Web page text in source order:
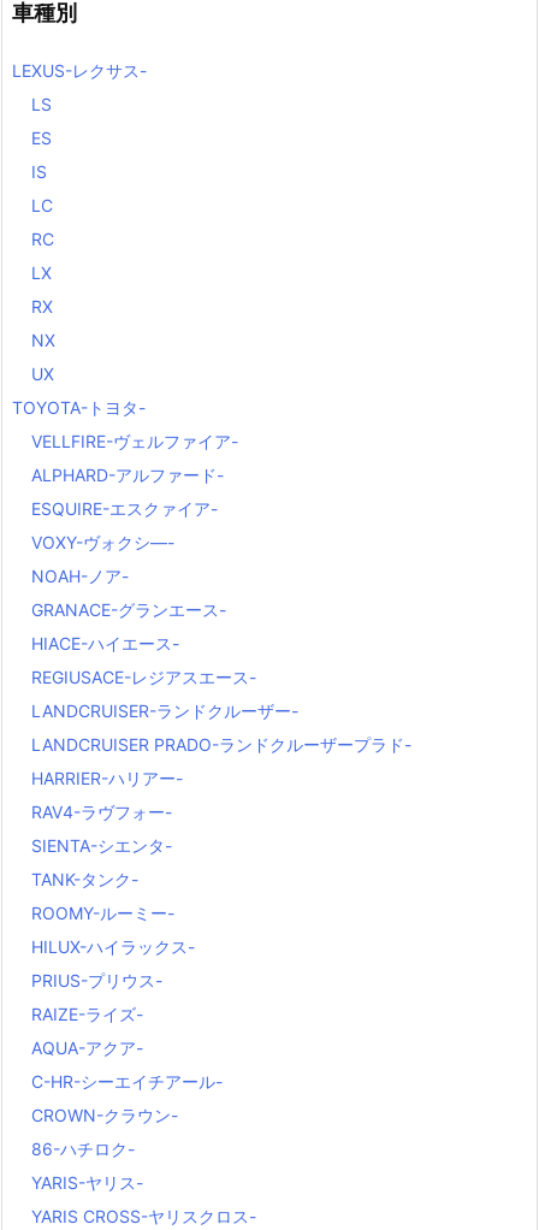
車種別
LEXUS-レクサス-
LS
ES
IS
LC
RC
LX
RX
NX
UX
TOYOTA-トヨタ-
VELLFIRE-ヴェルファイア-
ALPHARD-アルファード-
ESQUIRE-エスクァイア-
VOXY-ヴォクシ―-
NOAH-ノア-
GRANACE-グランエース-
HIACE-ハイエース-
REGIUSACE-レジアスエース-
LANDCRUISER-ランドクルーザー-
LANDCRUISER PRADO-ランドクルーザープラド-
HARRIER-ハリアー-
RAV4-ラヴフォー-
SIENTA-シエンタ-
TANK-タンク-
ROOMY-ルーミー-
HILUX-ハイラックス-
PRIUS-プリウス-
RAIZE-ライズ-
AQUA-アクア-
C-HR-シーエイチアール-
CROWN-クラウン-
86-ハチロク-
YARIS-ヤリス-
YARIS CROSS-ヤリスクロス-